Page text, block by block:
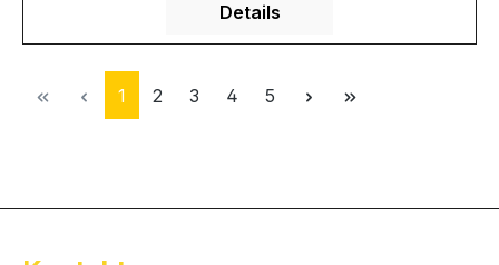
Details
Seite
1 Seite
2 Seite
3 Seite
4 Seite
5